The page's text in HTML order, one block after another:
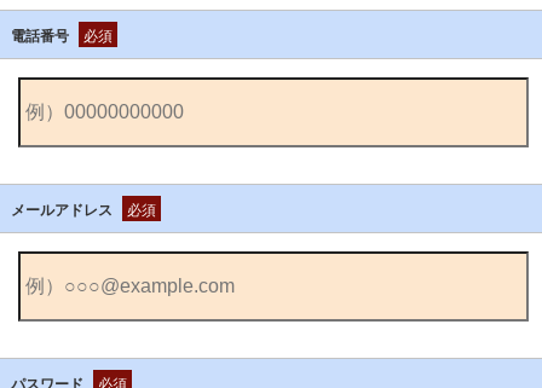
電話番号 必須
メールアドレス 必須
パスワード 必須